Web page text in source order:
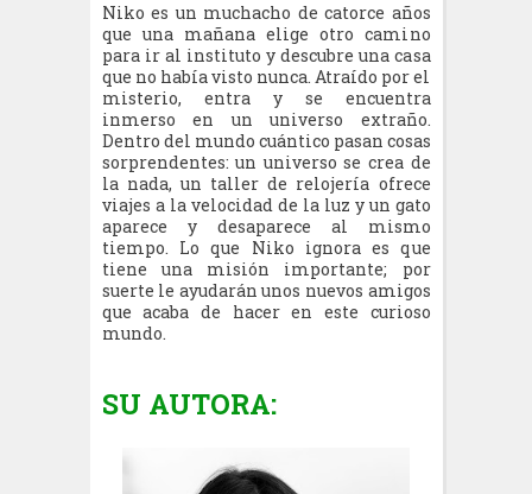
Niko es un muchacho de catorce años
que una mañana elige otro camino
para ir al instituto y descubre una casa
que no había visto nunca. Atraído por el
misterio, entra y se encuentra
inmerso en un universo extraño.
Dentro del mundo cuántico pasan cosas
sorprendentes: un universo se crea de
la nada, un taller de relojería ofrece
viajes a la velocidad de la luz y un gato
aparece y desaparece al mismo
tiempo. Lo que Niko ignora es que
tiene una misión importante; por
suerte le ayudarán unos nuevos amigos
que acaba de hacer en este curioso
mundo.
SU AUTORA: